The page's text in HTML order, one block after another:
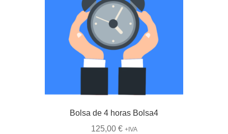
Bolsa de 4 horas Bolsa4
125,00 € +IVA